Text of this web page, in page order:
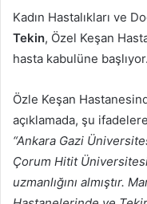
Kadın Hastalıkları ve
Tekin, Özel Keşan
hasta kabulüne başlıyor.
Özle Keşan
açıklamada, şu
“Ankara Gazi
Çorum Hitit
uzmanlığını almıştır.